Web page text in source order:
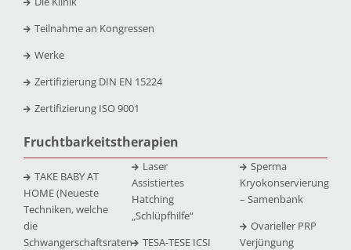
Teilnahme an Kongressen
Werke
Zertifizierung DIN EN 15224
Zertifizierung ISO 9001
Fruchtbarkeitstherapien
TAKE BABY AT
HOME (Neueste
Techniken, welche
die
Schwangerschaftsraten
Laser
Assistiertes
Hatching
„Schlüpfhilfe“
TESA-TESE ICSI
Sperma
Kryokonservierung
– Samenbank
Ovarieller PRP
Verjüngung